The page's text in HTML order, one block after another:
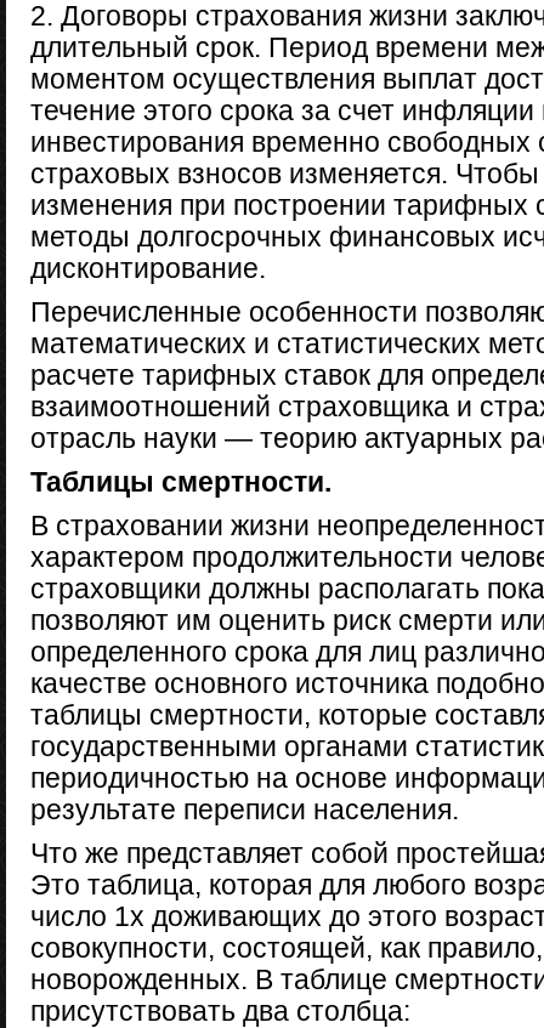
2. Договоры страхования жизни
длительный срок. Период времени
моментом осуществления выплат
течение этого срока за счет
инвестирования временно свободных
страховых взносов изменяется.
изменения при построении тарифных
методы долгосрочных финансовых
дисконтирование.
Перечисленные особенности
математических и статистических
расчете тарифных ставок для
взаимоотношений страховщика и
отрасль науки — теорию актуарных
Таблицы смертности.
В страховании жизни
характером продолжительности
страховщики должны располагать
позволяют им оценить риск смерти
определенного срока для лиц
качестве основного источника
таблицы смертности, которые
государственными органами
периодичностью на основе
результате переписи населения.
Что же представляет собой
Это таблица, которая для любого
число 1х доживающих до этого
совокупности, состоящей, как
новорожденных. В таблице
присутствовать два столбца: